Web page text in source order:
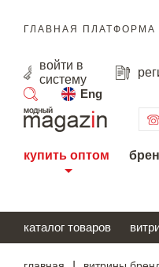
ГЛАВНАЯ
войти в
систему
Eng
поиск
купить оптом
каталог товаров